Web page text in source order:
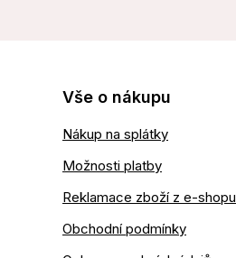
Vše o nákupu
Nákup na splátky
Možnosti platby
Reklamace zboží z e-shopu
Obchodní podmínky